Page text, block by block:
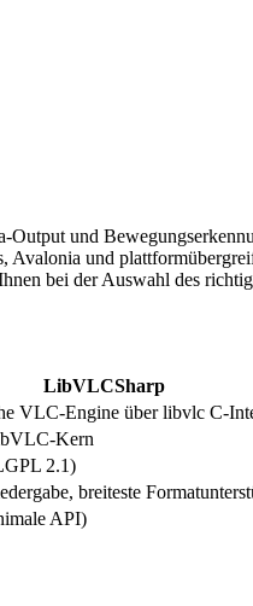
und
und
bei der Auswahl des
LibVLCSharp
VLC-Engine über libvlc C-
Kern
2.1)
breiteste
API)